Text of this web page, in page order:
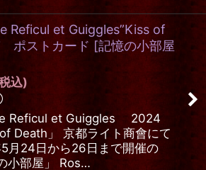
Reficul et Guiggles”Kiss of
ポストカード [記憶の小部屋
込)
Reficul et Guiggles 2024
of Death」 京都ライト商會にて
月24日から26日まで開催の
小部屋」 Ros…